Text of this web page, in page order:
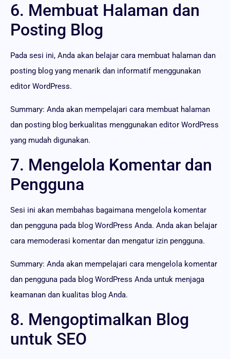
6. Membuat Halaman dan
Posting Blog
Pada sesi ini, Anda akan belajar cara membuat halaman dan
posting blog yang menarik dan informatif menggunakan
editor WordPress.
Summary: Anda akan mempelajari cara membuat halaman
dan posting blog berkualitas menggunakan editor WordPress
yang mudah digunakan.
7. Mengelola Komentar dan
Pengguna
Sesi ini akan membahas bagaimana mengelola komentar
dan pengguna pada blog WordPress Anda. Anda akan belajar
cara memoderasi komentar dan mengatur izin pengguna.
Summary: Anda akan mempelajari cara mengelola komentar
dan pengguna pada blog WordPress Anda untuk menjaga
keamanan dan kualitas blog Anda.
8. Mengoptimalkan Blog
untuk SEO